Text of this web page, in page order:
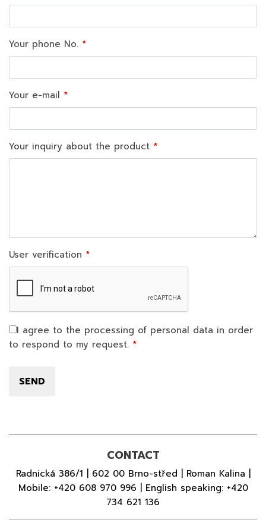
Your phone No.
Your e-mail
Your inquiry about the product
User verification
I agree to the processing of personal data in order
to respond to my request.
CONTACT
Radnická 386/1 | 602 00 Brno-střed | Roman Kalina |
Mobile: +420 608 970 996 | English speaking: +420
734 621 136